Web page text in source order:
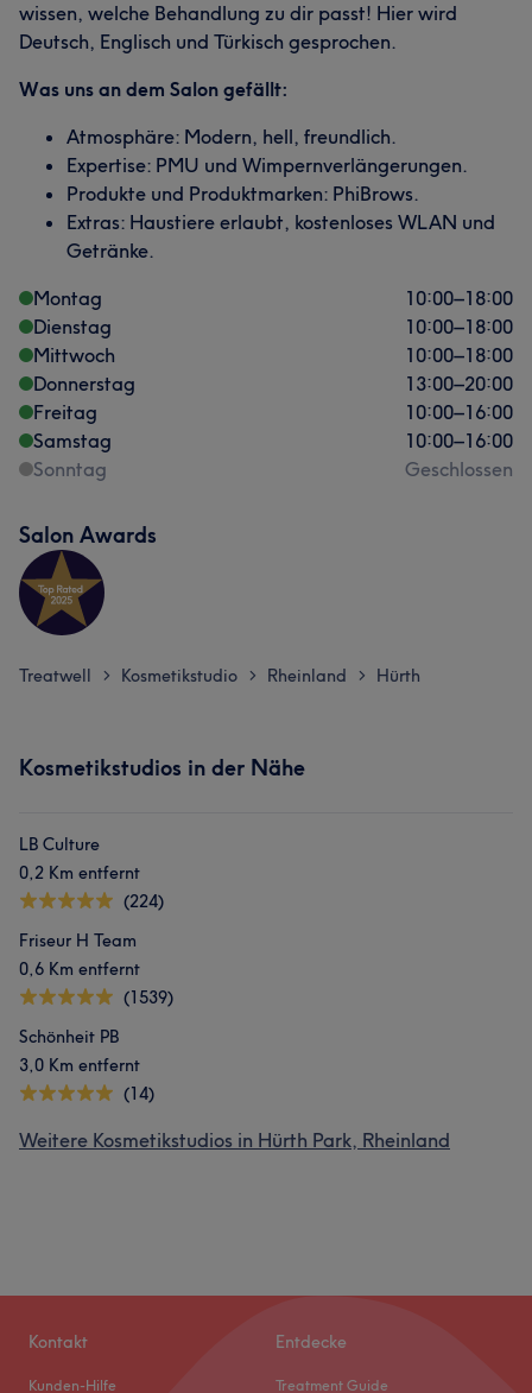
wissen, welche Behandlung zu dir passt! Hier wird
Deutsch, Englisch und Türkisch gesprochen.
Was uns an dem Salon gefällt:
Atmosphäre: Modern, hell, freundlich.
Expertise: PMU und Wimpernverlängerungen.
Produkte und Produktmarken: PhiBrows.
Extras: Haustiere erlaubt, kostenloses WLAN und
Getränke.
Montag
10:00–18:00
Dienstag
10:00–18:00
Mittwoch
10:00–18:00
Donnerstag
13:00–20:00
Freitag
10:00–16:00
Samstag
10:00–16:00
Sonntag
Geschlossen
Salon Awards
Treatwell > Kosmetikstudio > Rheinland > Hürth
Kosmetikstudios in der Nähe
LB Culture
0,2 Km entfernt
(224)
Friseur H Team
0,6 Km entfernt
(1539)
Schönheit PB
3,0 Km entfernt
(14)
Weitere Kosmetikstudios in Hürth Park, Rheinland
Kontakt
Kunden-Hilfe
Entdecke
Treatment Guide